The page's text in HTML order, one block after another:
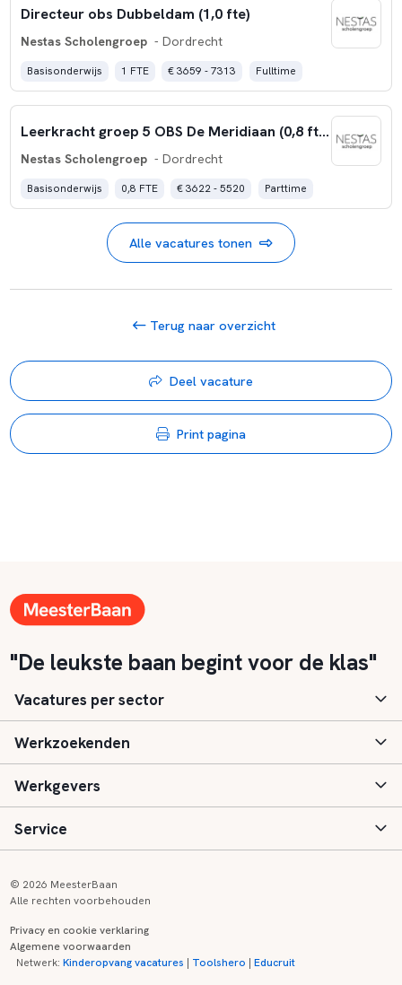
Directeur obs Dubbeldam (1,0 fte)
Nestas Scholengroep - Dordrecht
Basisonderwijs 1 FTE € 3659 - 7313 Fulltime
Leerkracht groep 5 OBS De Meridiaan (0,8 fte)
Nestas Scholengroep - Dordrecht
Basisonderwijs 0,8 FTE € 3622 - 5520 Parttime
Alle vacatures tonen
Terug naar overzicht
Deel vacature
Print pagina
"De leukste baan begint voor de klas"
Vacatures per sector
Basisonderwijs
Speciaal (basis) onderwijs
Voortgezet onderwijs
Kinderopvang
Werkzoekenden
Aanmelden
Vacatures
Zij-instroom informatie
Werkgevers
Inloggen
Registreren
Service
Onderwijs links
© 2026 MeesterBaan
Alle rechten voorbehouden
Privacy en cookie verklaring
Algemene voorwaarden
Netwerk:Kinderopvang vacatures | Toolshero |Educruit